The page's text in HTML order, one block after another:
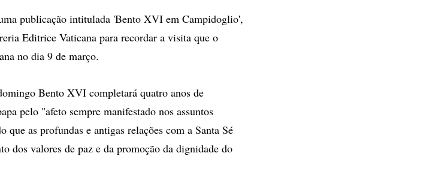
publicação intitulada 'Bento XVI em Campidoglio',
Editrice Vaticana para recordar a visita que o
no dia 9 de março.
Bento XVI completará quatro anos de
pelo "afeto sempre manifestado nos assuntos
que as profundas e antigas relações com a Santa Sé
dos valores de paz e da promoção da dignidade do